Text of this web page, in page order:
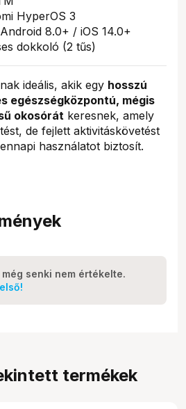
HyperOS 3
8.0+ / iOS 14.0+
dokkoló (2 tűs)
ideális, akik egy hosszú
egészségközpontú, mégis
okosórát keresnek, amely
de fejlett aktivitáskövetést
használatot biztosít.
senki nem értékelte.
termékek